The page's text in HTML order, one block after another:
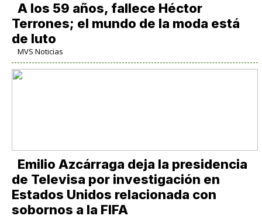
A los 59 años, fallece Héctor
Terrones; el mundo de la moda está
de luto
MVS Noticias
Emilio Azcárraga deja la presidencia
de Televisa por investigación en
Estados Unidos relacionada con
sobornos a la FIFA